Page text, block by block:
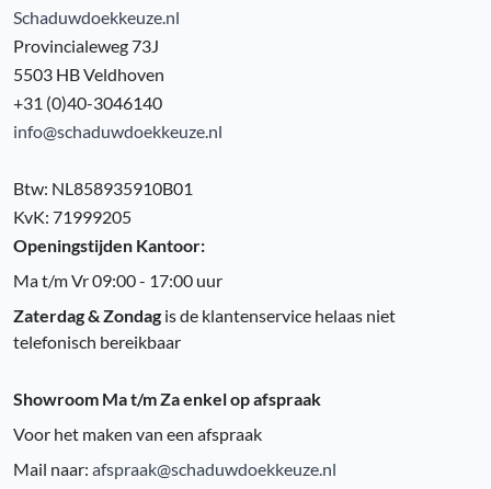
Schaduwdoekkeuze.nl
Provincialeweg 73J
5503 HB Veldhoven
+31 (0)40-3046140
info@schaduwdoekkeuze.nl
Btw: NL858935910B01
KvK: 71999205
Openingstijden Kantoor:
Ma t/m Vr 09:00 - 17:00 uur
Zaterdag & Zondag is de klantenservice helaas niet
telefonisch bereikbaar
Showroom Ma t/m Za enkel op afspraak
Voor het maken van een afspraak
Mail naar: afspraak@schaduwdoekkeuze.nl